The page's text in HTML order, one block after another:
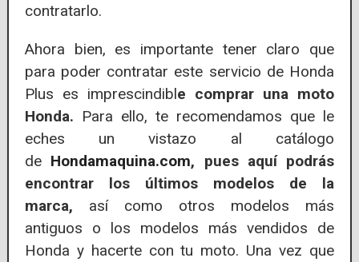
contratarlo.
Ahora bien, es importante tener claro que
para poder contratar este servicio de Honda
Plus es imprescindible comprar una moto
Honda. Para ello, te recomendamos que le
eches un vistazo al catálogo
de Hondamaquina.com, pues aquí podrás
encontrar los últimos modelos de la
marca, así como otros modelos más
antiguos o los modelos más vendidos de
Honda y hacerte con tu moto. Una vez que